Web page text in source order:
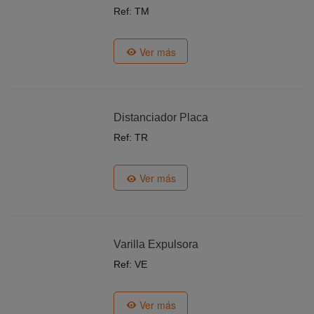
Ref: TM
Ver más
Distanciador Placa
Ref: TR
Ver más
Varilla Expulsora
Ref: VE
Ver más